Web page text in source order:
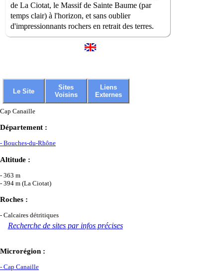
de La Ciotat, le Massif de Sainte Baume (par
temps clair) à l'horizon, et sans oublier
d'impressionnants rochers en retrait des terres.
Le Site
Sites
Voisins
Liens
Externes
Cap Canaille
Département :
- Bouches-du-Rhône
Altitude :
- 363 m
- 394 m (La Ciotat)
Roches :
- Calcaires détritiques
Recherche de sites par infos précises
Microrégion :
- Cap Canaille